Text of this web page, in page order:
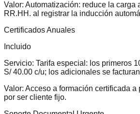
Valor: Automatización: reduce la carga
RR.HH. al registrar la inducción
Certificados Anuales
Incluido
Servicio: Tarifa especial: los primeros
S/ 40.00 c/u; los adicionales se
Valor: Acceso a formación certificada a
por ser cliente fijo.